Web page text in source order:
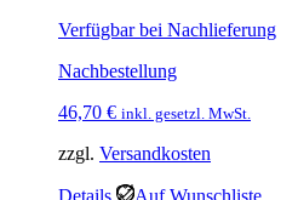
Verfügbar bei Nachlieferung
Nachbestellung
46,70 € inkl. gesetzl. MwSt.
zzgl. Versandkosten